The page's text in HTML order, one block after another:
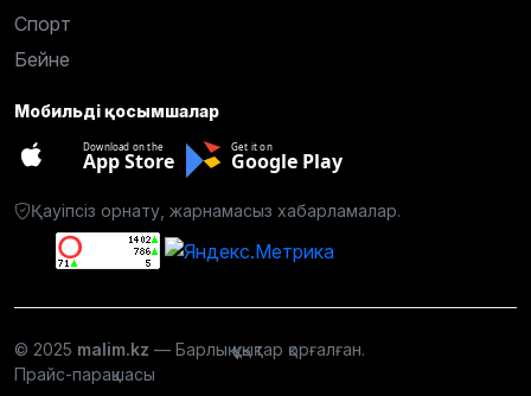
Спорт
Бейне
Мобильді қосымшалар
Download on the
App Store
Get it on
Google Play
Қауіпсіз орнату, жарнамасыз хабарламалар.
© 2025 malim.kz — Барлық құқықтар қорғалған.
Прайс-парақшасы